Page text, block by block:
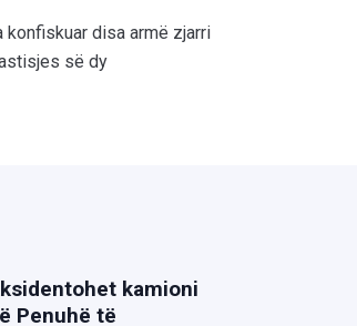
konfiskuar disa armë zjarri
së dy
kamioni
Penuhë të